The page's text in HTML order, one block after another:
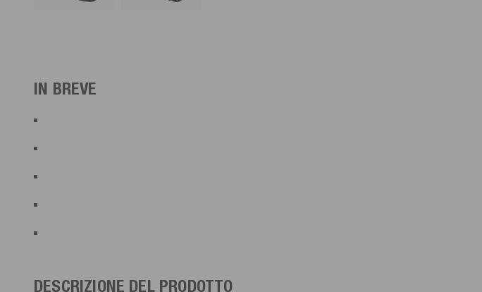
IN BREVE
DESCRIZIONE DEL PRODOTTO